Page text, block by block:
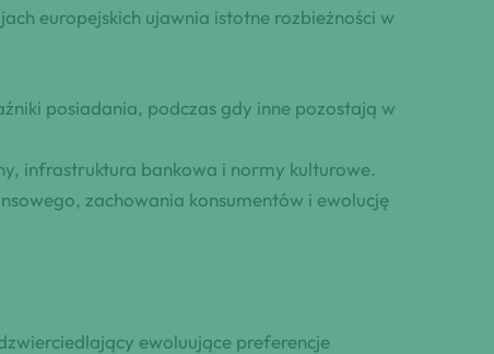
europejskich ujawnia istotne rozbieżności w
posiadania, podczas gdy inne pozostają w
infrastruktura bankowa i normy kulturowe.
zachowania konsumentów i ewolucję
ewoluujące preferencje